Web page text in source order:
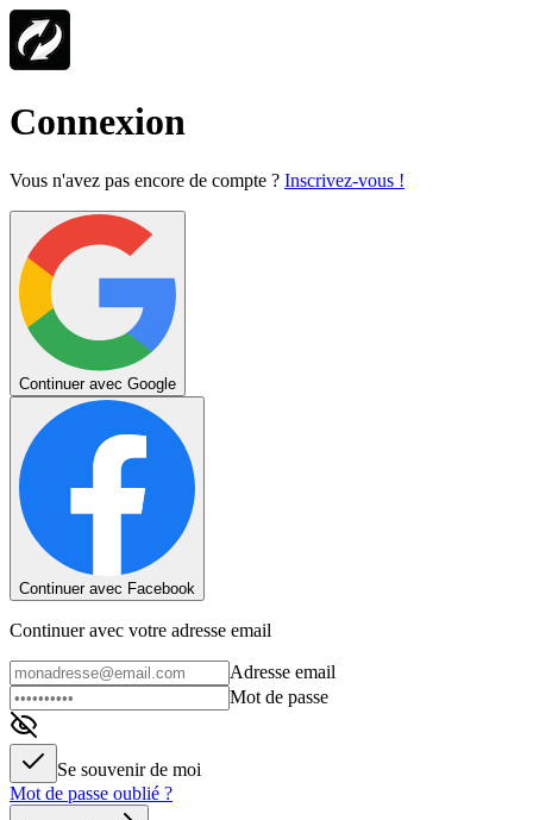
Connexion
Vous n'avez pas encore de compte ? Inscrivez-vous !
Continuer avec Google
Continuer avec Facebook
Continuer avec votre adresse email
Adresse email
Mot de passe
Se souvenir de moi
Mot de passe oublié ?